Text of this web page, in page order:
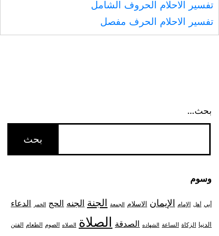
تفسير الاحلام الحروف الشامل
تفسير الاحلام الحرف مفصل
بحث…
وسوم
أبي أهل الإمام الإيمان الاسلام الجمعة الجنة الجنه الحج الخمر الدعاء
الدنيا الزكاة الساعة الشهاده الصدقة الصلاة الصلاه الصوم الطعام الفتن